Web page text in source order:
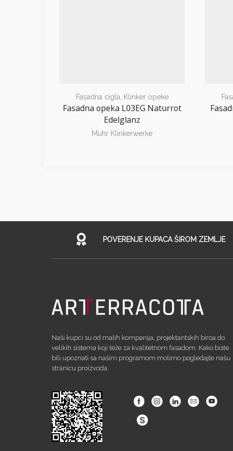
Fasadna cigla, Klinker opeke
Fasadna opeka L03EG Naturrot
Edelglanz
Muhr Klinkerwerke
POVERENJE KUPACA ŠIROM ZEMLJE
Naši kupci su od malih kompanija, projektantskih biroa do
velikih sistema koji teže za kvalitetnom fasadom. Kako biste
bili upoznati sa našim programom molimo pogledajte našu
stranicu proizvoda.
FacebookInstagramLinkedinEmail Youtube